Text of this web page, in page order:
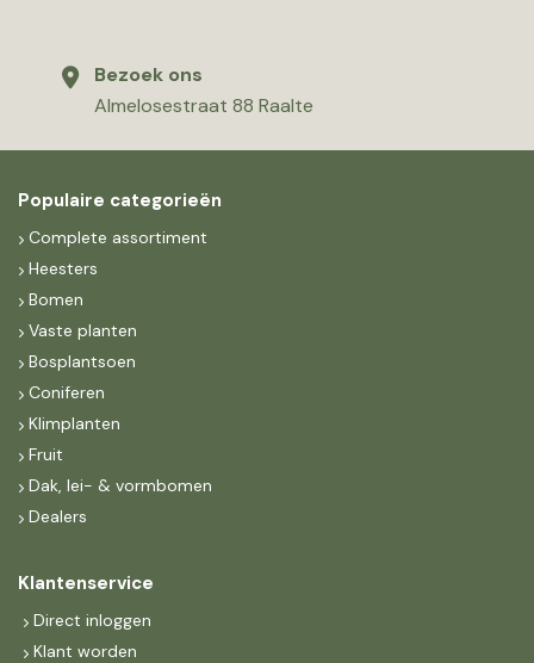
Bezoek ons
Almelosestraat 88 Raalte
Populaire categorieën
Complete assortiment
Heesters
Bomen
Vaste planten
Bosplantsoen
Coniferen
Klimplanten
Fruit
Dak, lei- & vormbomen
Dealers
Klantenservice
Direct inloggen
Klant worden